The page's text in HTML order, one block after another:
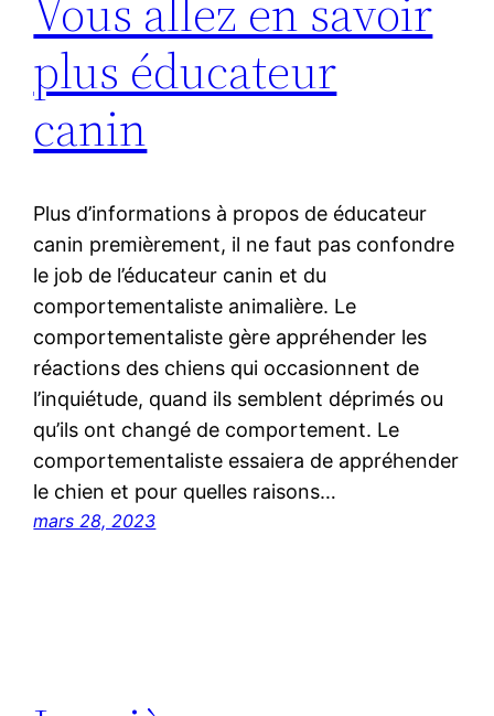
Vous allez en savoir
plus éducateur
canin
Plus d’informations à propos de éducateur
canin premièrement, il ne faut pas confondre
le job de l’éducateur canin et du
comportementaliste animalière. Le
comportementaliste gère appréhender les
réactions des chiens qui occasionnent de
l’inquiétude, quand ils semblent déprimés ou
qu’ils ont changé de comportement. Le
comportementaliste essaiera de appréhender
le chien et pour quelles raisons…
mars 28, 2023